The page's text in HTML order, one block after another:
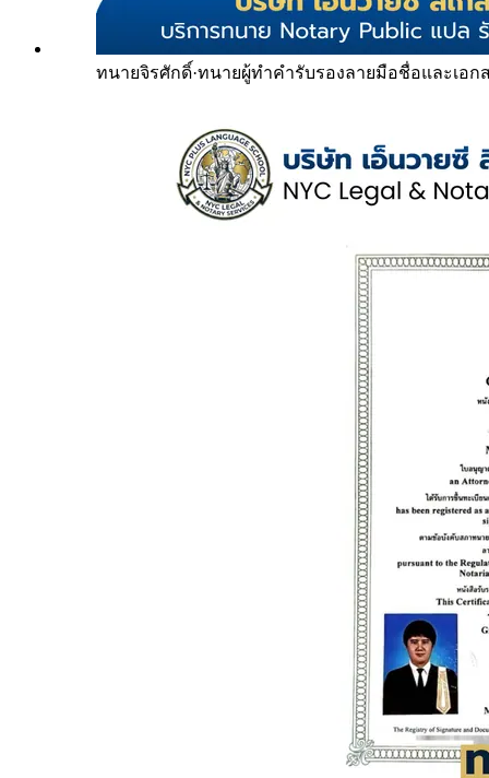
ทนายจิรศักดิ์·ทนายผู้ทำคำรับรองลายมือชื่อและเอก